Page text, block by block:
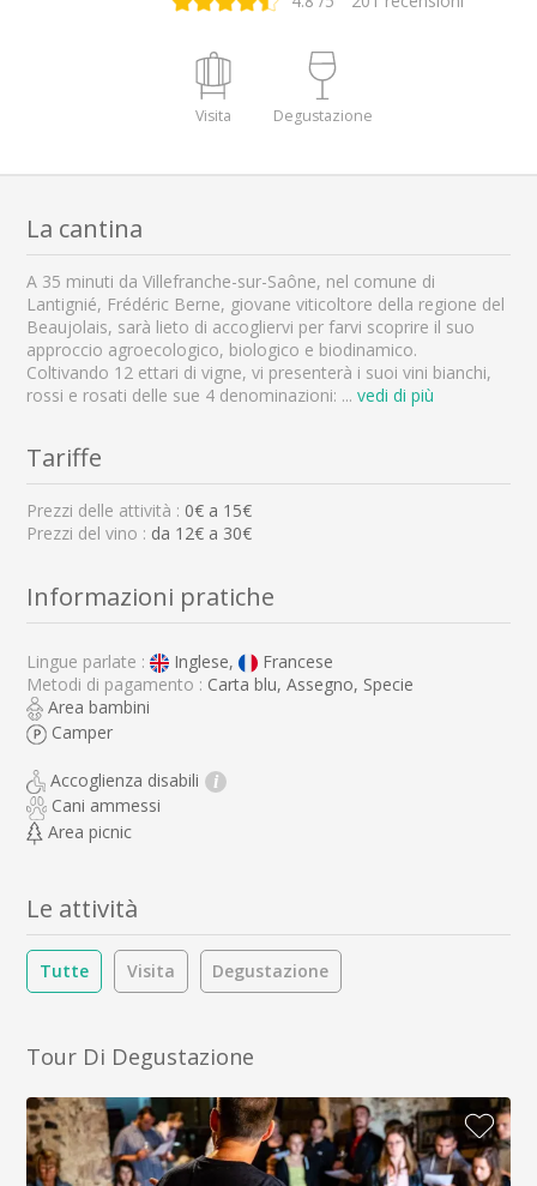
Visita Degustazione
La cantina
A 35 minuti da Villefranche-sur-Saône, nel comune di
Lantignié, Frédéric Berne, giovane viticoltore della regione del
Beaujolais, sarà lieto di accogliervi per farvi scoprire il suo
approccio agroecologico, biologico e biodinamico.
Coltivando 12 ettari di vigne, vi presenterà i suoi vini bianchi,
rossi e rosati delle sue 4 denominazioni: ... vedi di più
Tariffe
Prezzi delle attività : 0€ a 15€
Prezzi del vino : da 12€ a 30€
Informazioni pratiche
Lingue parlate : Inglese,
Francese
Metodi di pagamento : Carta blu, Assegno, Specie
Area bambini
Camper
Accoglienza disabili i
Cani ammessi
Area picnic
Le attività
Tutte Visita Degustazione
Tour Di Degustazione